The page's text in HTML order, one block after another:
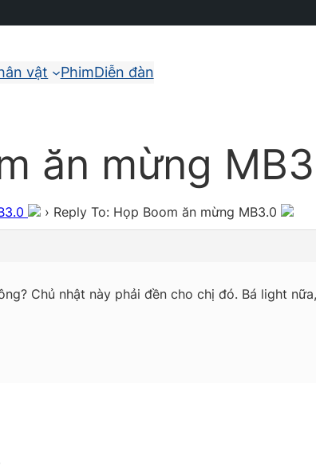
vật PhimDiễn đàn
ăn mừng
› Reply To: Họp Boom ăn mừng MB3.0
Chủ nhật này phải đền cho chị đó. Bá light